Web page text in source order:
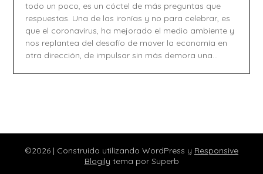
todo un poco, es un cóctel de más preguntas que
respuestas. Una de las ironías y no para celebrar, es
que el coronavirus, ha mejorado el medio ambiente y
nos replantea del desafío de mover la economía en
otra dirección, de impulsar sin más demora una…
©2026 | Construido utilizando WordPress y Responsive
Blogily tema por Superb